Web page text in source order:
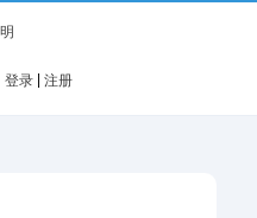
登录 |注册